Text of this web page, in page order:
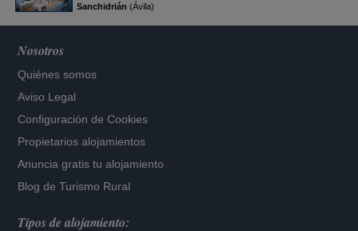
Sanchidrián (Ávila)
Nosotros
Quiénes somos
Aviso Legal
Configuración de Cookies
Propietarios alojamientos
Anuncia gratis tu alojamiento
Blog de Turismo Rural
Tipos de alojamiento: